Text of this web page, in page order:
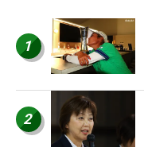
1
2